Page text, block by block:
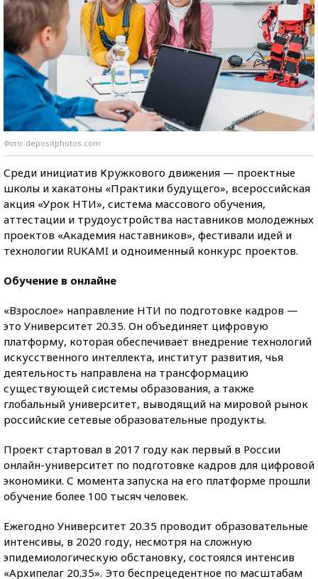
Фото: depositphotos.com
Среди инициатив Кружкового движения — проектные
школы и хакатоны «Практики будущего», всероссийская
акция «Урок НТИ», система массового обучения,
аттестации и трудоустройства наставников молодежных
проектов «Академия наставников», фестивали идей и
технологии RUKAMI и одноименный конкурс проектов.
Обучение в онлайне
«Взрослое» направление НТИ по подготовке кадров —
это Университет 20.35. Он объединяет цифровую
платформу, которая обеспечивает внедрение технологий
искусственного интеллекта, институт развития, чья
деятельность направлена на трансформацию
существующей системы образования, а также
глобальный университет, выводящий на мировой рынок
российские сетевые образовательные продукты.
Проект стартовал в 2017 году как первый в России
онлайн-университет по подготовке кадров для цифровой
экономики. С момента запуска на его платформе прошли
обучение более 100 тысяч человек.
Ежегодно Университет 20.35 проводит образовательные
интенсивы, в 2020 году, несмотря на сложную
эпидемиологическую обстановку, состоялся интенсив
«Архипелаг 20.35». Это беспрецедентное по масштабам